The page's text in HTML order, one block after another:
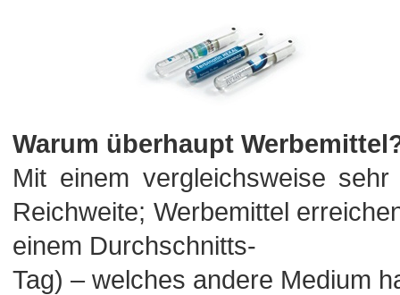
Warum überhaupt
Mit einem vergleichsweise
Reichweite; Werbemittel
einem Durchschnitts-
Tag) – welches andere Medium